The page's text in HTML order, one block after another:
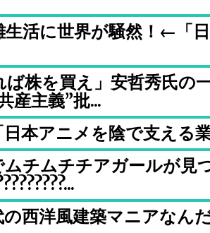
活に世界が騒然！←「
ば株を買え」安哲秀氏の
産主義”批...
日本アニメを陰で支える業
ムチムチチアガールが見
西洋風建築マニアなん